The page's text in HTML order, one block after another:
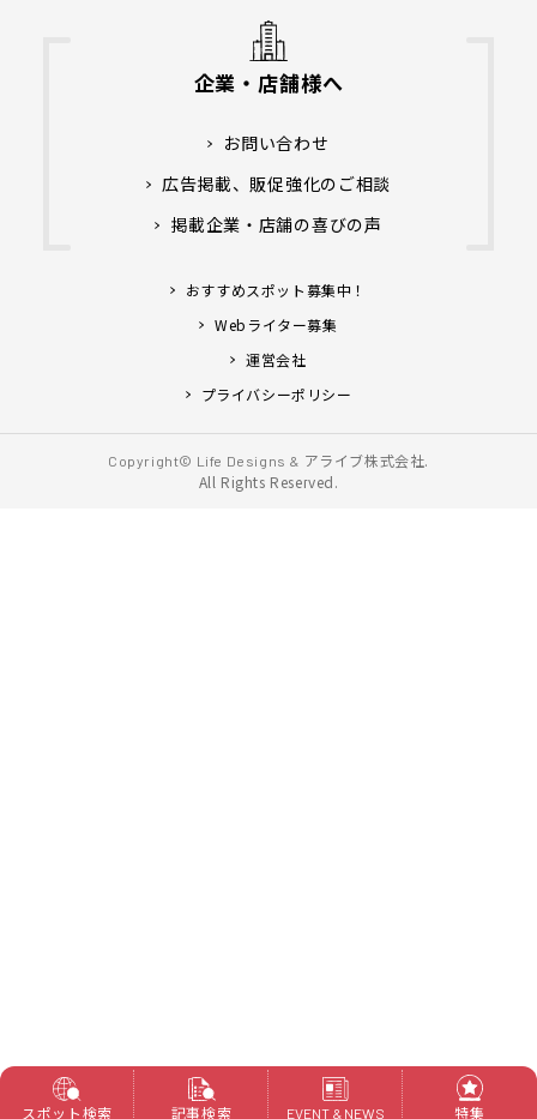
企業・店舗様へ
お問い合わせ
広告掲載、販促強化のご相談
掲載企業・店舗の喜びの声
おすすめスポット募集中！
Webライター募集
運営会社
プライバシーポリシー
Copyright© Life Designs & アライブ株式会社.
All Rights Reserved.
スポット検索 記事検索 EVENT & NEWS 特集